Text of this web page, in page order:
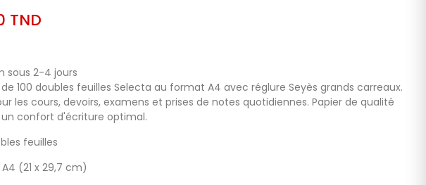
TND
sous 2-4 jours
100 doubles feuilles Selecta au format A4 avec réglure Seyès grands carreaux.
les cours, devoirs, examens et prises de notes quotidiennes. Papier de qualité
confort d'écriture optimal.
feuilles
(21 x 29,7 cm)